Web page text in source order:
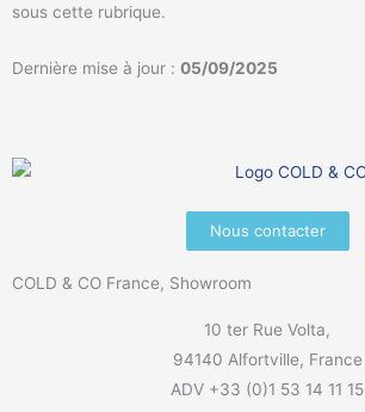
sous cette rubrique.
Dernière mise à jour : 05/09/2025
Nous contacter
COLD & CO France, Showroom
10 ter Rue Volta,
94140 Alfortville, France
ADV +33 (0)1 53 14 11 15